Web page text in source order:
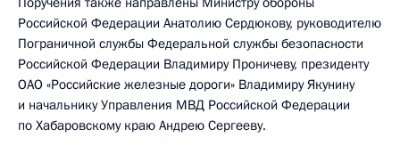
Российской Федерации Анатолию Сердюкову, руководителю
Пограничной службы Федеральной службы безопасности
Российской Федерации Владимиру Проничеву, президенту
ОАО «Российские железные дороги» Владимиру Якунину
и начальнику Управления МВД Российской Федерации
по Хабаровскому краю Андрею Сергееву.